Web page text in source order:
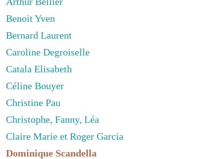
Benoit Yven
Bernard Laurent
Caroline Degroiselle
Catala Elisabeth
Céline Bouyer
Christine Pau
Christophe, Fanny, Léa
Claire Marie et Roger Garcia
Dominique Scandella